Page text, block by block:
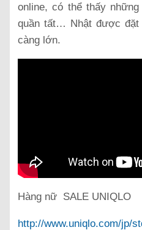
online, có thể thấy
quần tất… Nhật được
càng lớn.
Hàng nữ SALE UNIQLO
http://www.uniqlo.com/jp/